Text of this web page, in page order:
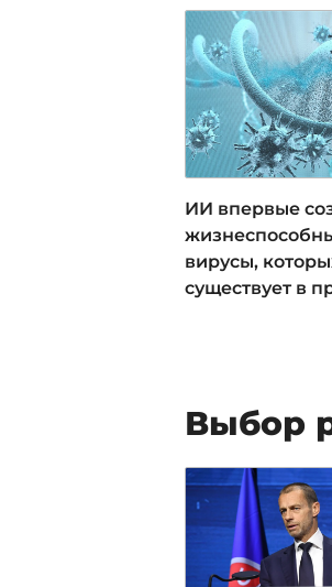
ИИ впервые
вирусы,
существует в
Выбор